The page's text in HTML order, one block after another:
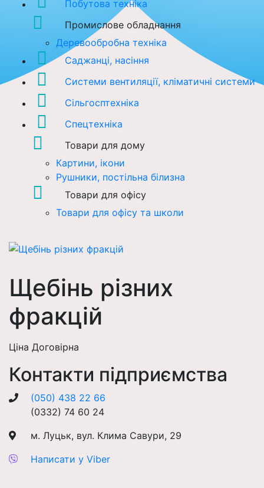
Побутова техніка
Промислове обладнання
Деревообробна техніка
Саджанці, насіння
Системи вентиляції, кліматичні системи
Сільгосптехніка
Спецтехніка
Товари для дому
Картини, ікони
Рушники, постільна білизна
Товари для офісу
Товари для офісу та школи
Щебінь різних
фракцій
Ціна Договірна
Контакти підприємства
(050) 438 22 66
(0332) 74 60 24
м. Луцьк, вул. Клима Савури, 29
Написати у Viber